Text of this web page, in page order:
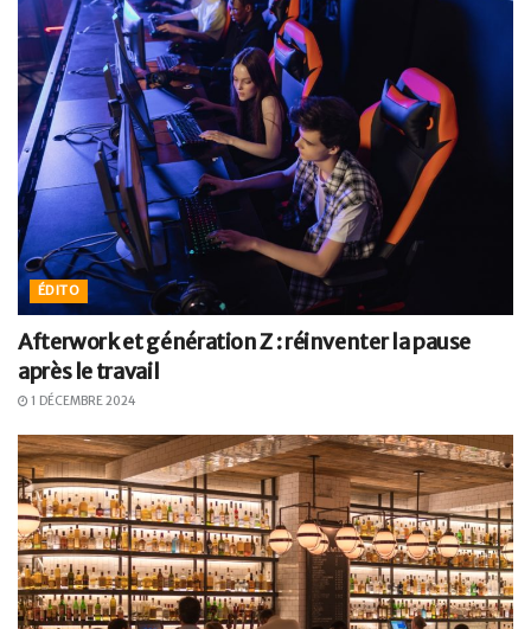
ÉDITO
Afterwork et génération Z : réinventer la pause
après le travail
1 DÉCEMBRE 2024